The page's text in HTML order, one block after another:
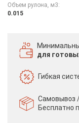
Объем рулона, м3:
0.015
для
Гибкая
Самовывоз
Бесплатно